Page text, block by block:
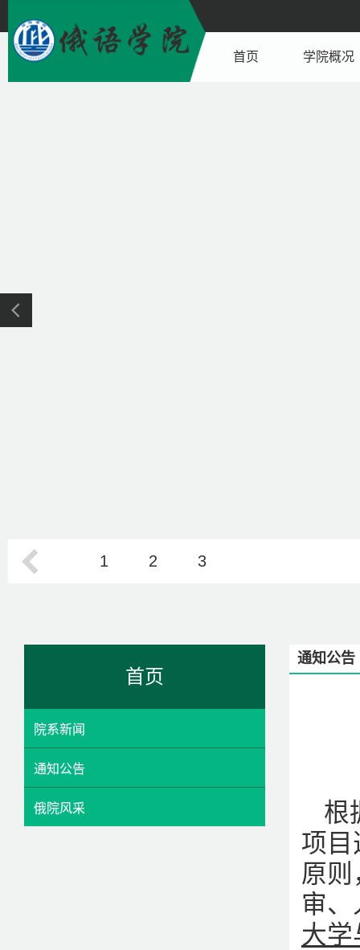
首页 学院概况
1 2 3
首页
院系新闻
通知公告
俄院风采
通知公告
根
项目
原
审
大